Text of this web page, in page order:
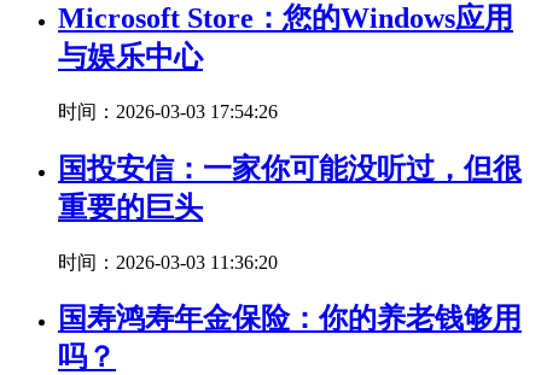
Microsoft Store：您的Windows应用
与娱乐中心
时间：2026-03-03 17:54:26
国投安信：一家你可能没听过，但很
重要的巨头
时间：2026-03-03 11:36:20
国寿鸿寿年金保险：你的养老钱够用
吗？